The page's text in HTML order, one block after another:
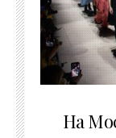
На